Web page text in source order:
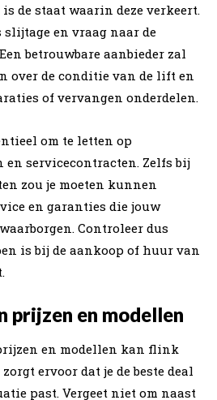
de staat waarin deze verkeert.
slijtage en vraag naar de
betrouwbare aanbieder zal
over de conditie van de lift en
of vervangen onderdelen.
om te letten op
servicecontracten. Zelfs bij
zou je moeten kunnen
en garanties die jouw
Controleer dus
is bij de aankoop of huur van
prijzen en modellen
en modellen kan flink
ervoor dat je de beste deal
past. Vergeet niet om naast